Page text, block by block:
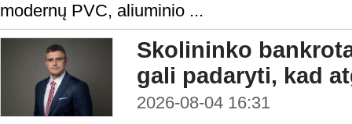
modernų PVC, aliuminio ...
Skolininko
gali padaryti, kad
2026-08-04 16:31